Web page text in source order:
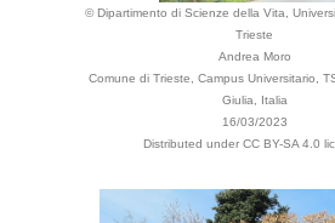
© Dipartimento di Scienze della Vita,
Trieste
Andrea Moro
Comune di Trieste, Campus Universitario,
Giulia, Italia
16/03/2023
Distributed under CC BY-SA 4.0